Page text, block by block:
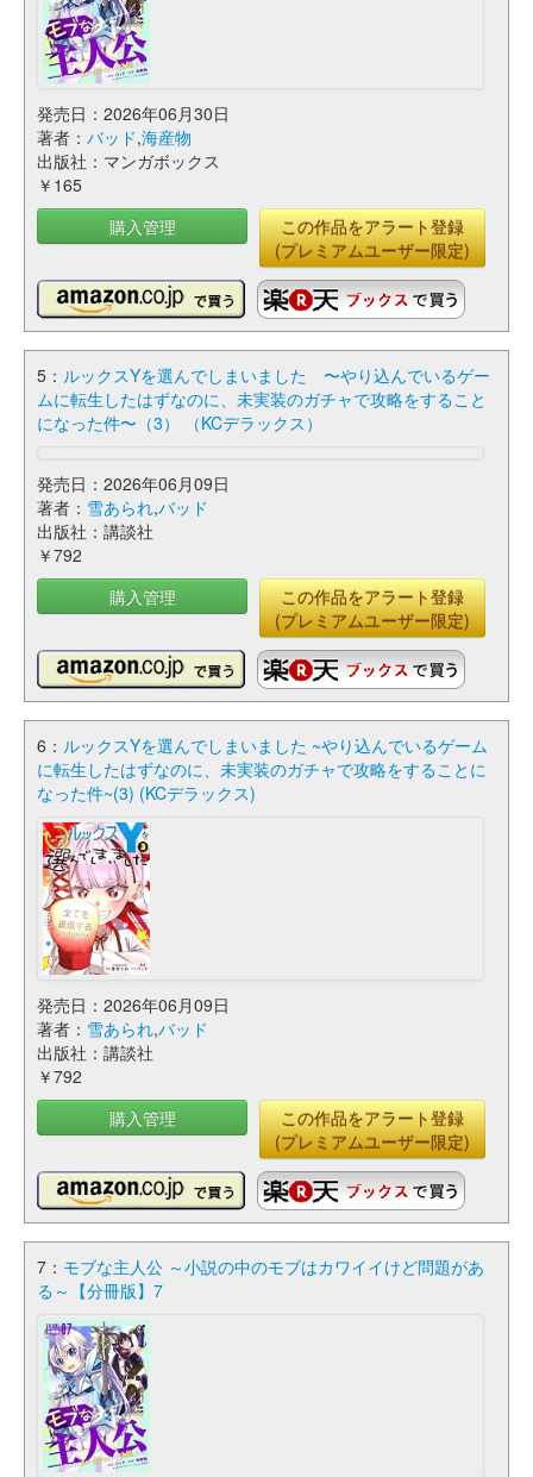
発売日：2026年06月30日
著者： バッド,海産物
出版社：マンガボックス
￥165
購入管理
この作品をアラート登録
(プレミアムユーザー限定)
5： ルックスYを選んでしまいました 〜やり込んでいるゲー
ムに転生したはずなのに、未実装のガチャで攻略をすること
になった件〜（3） （KCデラックス）
発売日：2026年06月09日
著者： 雪あられ,バッド
出版社：講談社
￥792
購入管理
この作品をアラート登録
(プレミアムユーザー限定)
6： ルックスYを選んでしまいました ~やり込んでいるゲーム
に転生したはずなのに、未実装のガチャで攻略をすることに
なった件~(3) (KCデラックス)
発売日：2026年06月09日
著者： 雪あられ,バッド
出版社：講談社
￥792
購入管理
この作品をアラート登録
(プレミアムユーザー限定)
7： モブな主人公 ～小説の中のモブはカワイイけど問題があ
る～【分冊版】7